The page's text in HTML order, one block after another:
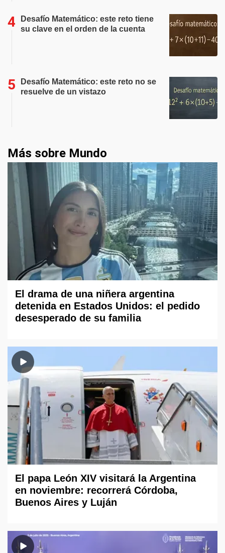
Desafío Matemático: este reto tiene
su clave en el orden de la cuenta
Desafío Matemático: este reto no se
resuelve de un vistazo
Más sobre Mundo
El drama de una niñera argentina
detenida en Estados Unidos: el pedido
desesperado de su familia
El papa León XIV visitará la Argentina
en noviembre: recorrerá Córdoba,
Buenos Aires y Luján